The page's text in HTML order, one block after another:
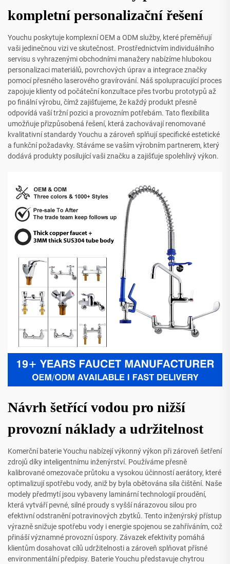
kompletní personalizační řešení
Youchu poskytuje komplexní OEM a ODM služby, které přeměňují
vaši jedinečnou vizi ve skutečnost. Prostřednictvím individuálního
servisu s vyhrazenými obchodními manažery nabízíme hlubokou
personalizaci materiálů, povrchových úprav a integrace značky
pomocí přesného laserového gravírování. Náš spolupracující proces
zapojuje klienty od počáteční konzultace přes tvorbu prototypů až
po finální výrobu, čímž zajišťujeme, že každý produkt přesně
odpovídá vaší tržní pozici a provozním potřebám. Tato flexibilita
umožňuje přizpůsobená řešení, která zachovávají renomované
kvalitativní standardy Youchu a zároveň splňují specifické estetické
a funkční požadavky. Stáváme se vaším výrobním partnerem, který
dodává produkty posilující vaši značku a zajišťuje spolehlivý výkon.
Návrh šetřící vodou pro nižší
provozní náklady a udržitelnost
Komerční baterie Youchu nabízejí výkonný výkon při zároveň šetření
zdrojů díky inteligentnímu inženýrství. Používáme přesně
kalibrované omezovače průtoku a vysokou účinností aerátory, které
optimalizují spotřebu vody, aniž by byla obětována síla čištění. Naše
modely předmytí jsou vybaveny laminární technologií proudění,
která vytváří pevné, silné proudy s vyšší nárazovou silou pro
efektivní odstranění potravinových zbytků. Tento inženýrský přístup
výrazně snižuje spotřebu vody i energie spojenou se zahříváním, což
přináší významné provozní úspory. Závazek efektivity pomáhá
klientům dosahovat cílů udržitelnosti a zároveň splňovat přísné
environmentální předpisy. Baterie Youchu představuje chytrou